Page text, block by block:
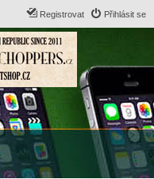
Přihlásit se
Registrovat